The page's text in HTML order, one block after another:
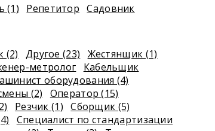
(1) Репетитор
Садовник
(2) Другое (23)
Жестянщик (1)
метролог
Кабельщик
оборудования (4)
(2)
Оператор (15)
Резчик (1)
Сборщик (5)
Специалист по стандартизации